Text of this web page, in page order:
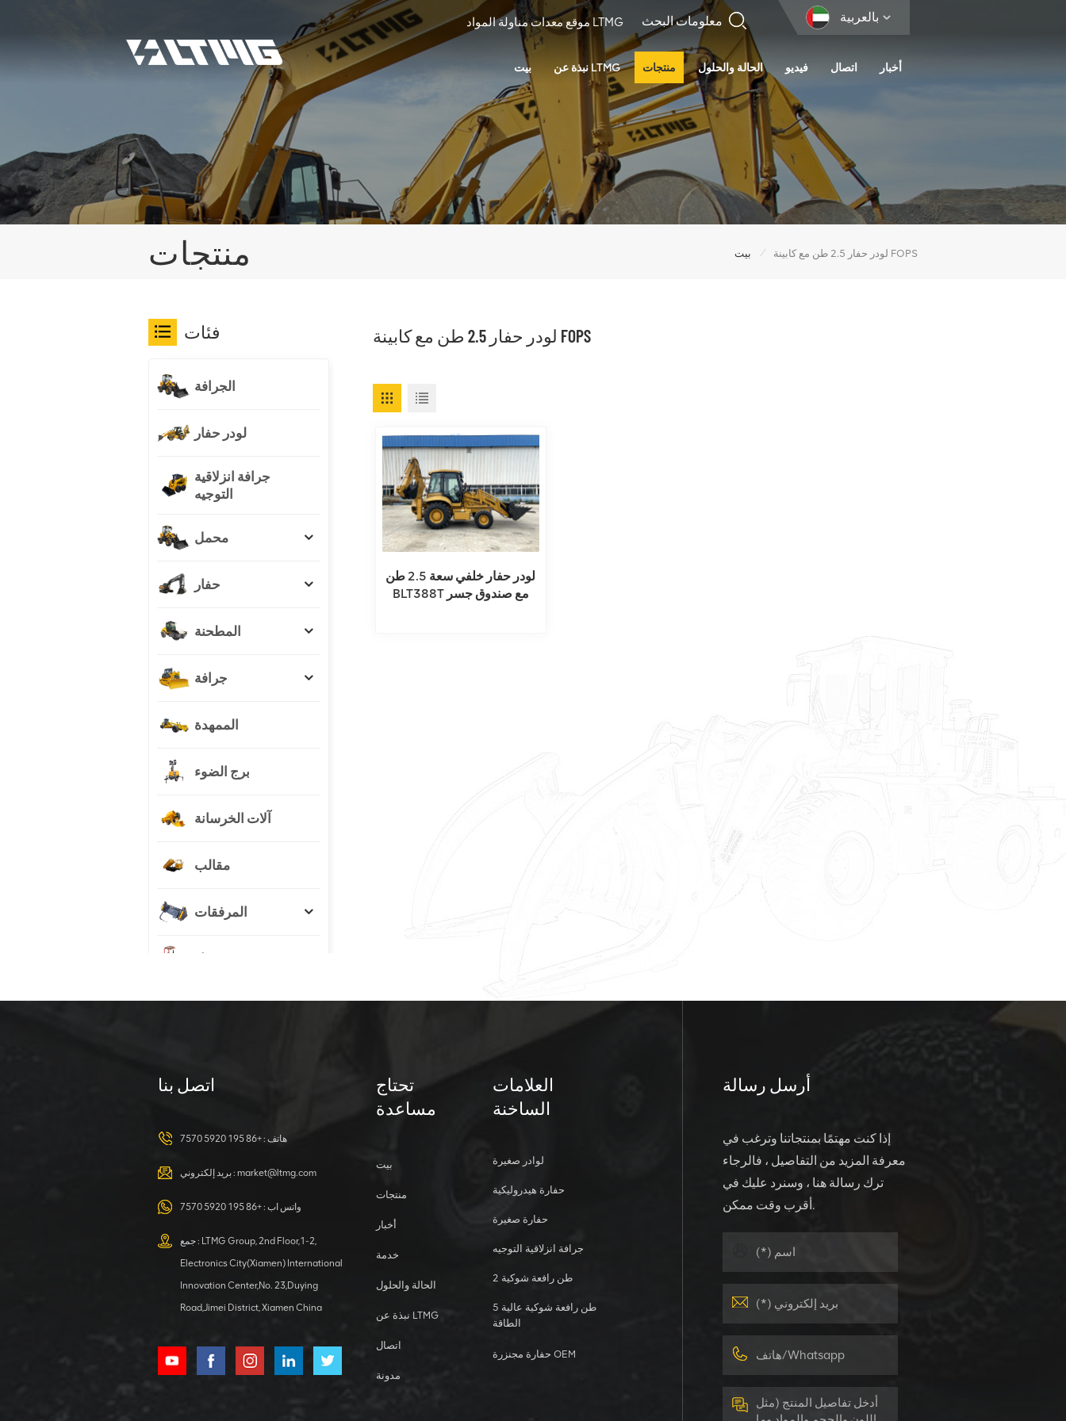
بالعربية موقع معدات مناولة المواد LTMG
بيت نبذة عن LTMG منتجات الحالة والحلول فيديو اتصال أخبار
منتجات بيت / لودر حفار 2.5 طن مع كابينة FOPS
لودر حفار 2.5 طن مع كابينة FOPS
لودر حفار خلفي سعة 2.5 طن
BLT388T مع صندوق جسر
فئات
الجرافة
لودر حفار
جرافة انزلاقية
التوجيه
محمل
حفار
المطحنة
جرافة
الممهدة
برج الضوء
آلات الخرسانة
مقالب
المرفقات
جرار
عرض التفاصيل
سعة 40 طنًا مع
عرض التفاصيل
اتصل بنا
هاتف :+86 195 5920 7570
بريد إلكتروني : market@ltmg.com
واتس اب :+86 195 5920 7570
جمع : LTMG Group, 2nd Floor,1-2,
Electronics City(Xiamen) International
Innovation Center,No. 23,Duying
Road,Jimei District, Xiamen China
تحتاج
مساعدة
بيت
منتجات
أخبار
خدمة
الحالة والحلول
نبذة عن LTMG
اتصال
مدونة
العلامات
الساخنة
لوادر صغيرة
حفارة هيدروليكية
حفارة صغيرة
جرافة انزلاقية التوجيه
2 طن رافعة شوكية
5 طن رافعة شوكية عالية
الطاقة
حفارة مجنزرة OEM
أرسل رسالة
إذا كنت مهتمًا بمنتجاتنا وترغب في
معرفة المزيد من التفاصيل ، فالرجاء
ترك رسالة هنا ، وسنرد عليك في
أقرب وقت ممكن.